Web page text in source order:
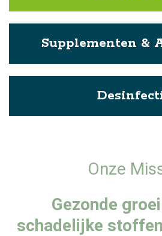
Supplementen &
Onze
Gezonde
schadelijke